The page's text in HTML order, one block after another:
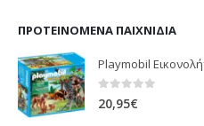
ΠΡΟΤΕΙΝΌΜΕΝΑ ΠΑΙΧΝΊΔΙΑ
0 out of 5
20,95€